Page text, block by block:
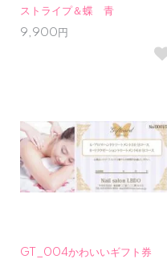
ストライプ＆蝶 青
9,900円
GT_004かわいいギフト券